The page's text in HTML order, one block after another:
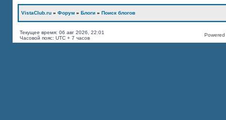
VistaClub.ru » Форум » Блоги » Поиск блогов
Текущее время: 06 авг 2026, 22:01
Часовой пояс: UTC + 7 часов